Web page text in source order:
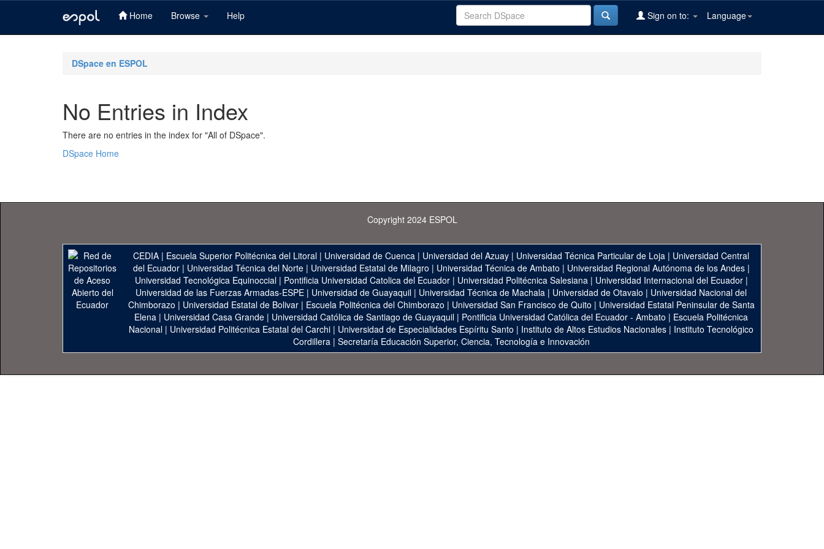
Home Browse Help Language
Sign on to:
DSpace en ESPOL
No Entries in Index
There are no entries in the index for "All of DSpace".
DSpace Home
Copyright 2024 ESPOL
CEDIA | Escuela Superior Politécnica del Litoral | Universidad de Cuenca | Universidad del Azuay | Universidad Técnica Particular de Loja | Universidad Central
del Ecuador| Universidad Técnica del Norte| Universidad Estatal de Milagro | Universidad Técnica de Ambato | Universidad Regional Autónoma de los Andes|
Universidad Tecnológica Equinoccial| Pontificia Universidad Catolica del Ecuador| Universidad Politécnica Salesiana| Universidad Internacional del Ecuador|
Universidad de las Fuerzas Armadas-ESPE | Universidad de Guayaquil | Universidad Técnica de Machala | Universidad de Otavalo | Universidad Nacional del
Chimborazo | Universidad Estatal de Bolivar| Escuela Politécnica del Chimborazo | Universidad San Francisco de Quito | Universidad Estatal Peninsular de Santa
Elena | Universidad Casa Grande | Universidad Católica de Santiago de Guayaquil | Pontificia Universidad Católica del Ecuador - Ambato | Escuela Politécnica
Nacional | Universidad Politécnica Estatal del Carchi | Universidad de Especialidades Espíritu Santo | Instituto de Altos Estudios Nacionales | Instituto Tecnológico
Cordillera| Secretaría Educación Superior, Ciencia, Tecnología e Innovación